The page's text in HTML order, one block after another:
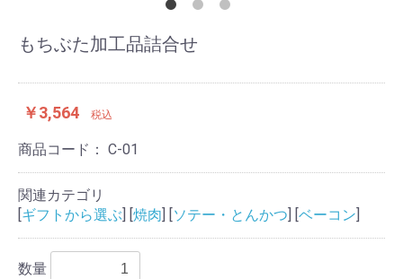
もちぶた加工品詰合せ
￥3,564 税込
商品コード： C-01
関連カテゴリ
ギフトから選ぶ 焼肉 ソテー・とんかつ ベーコン
数量